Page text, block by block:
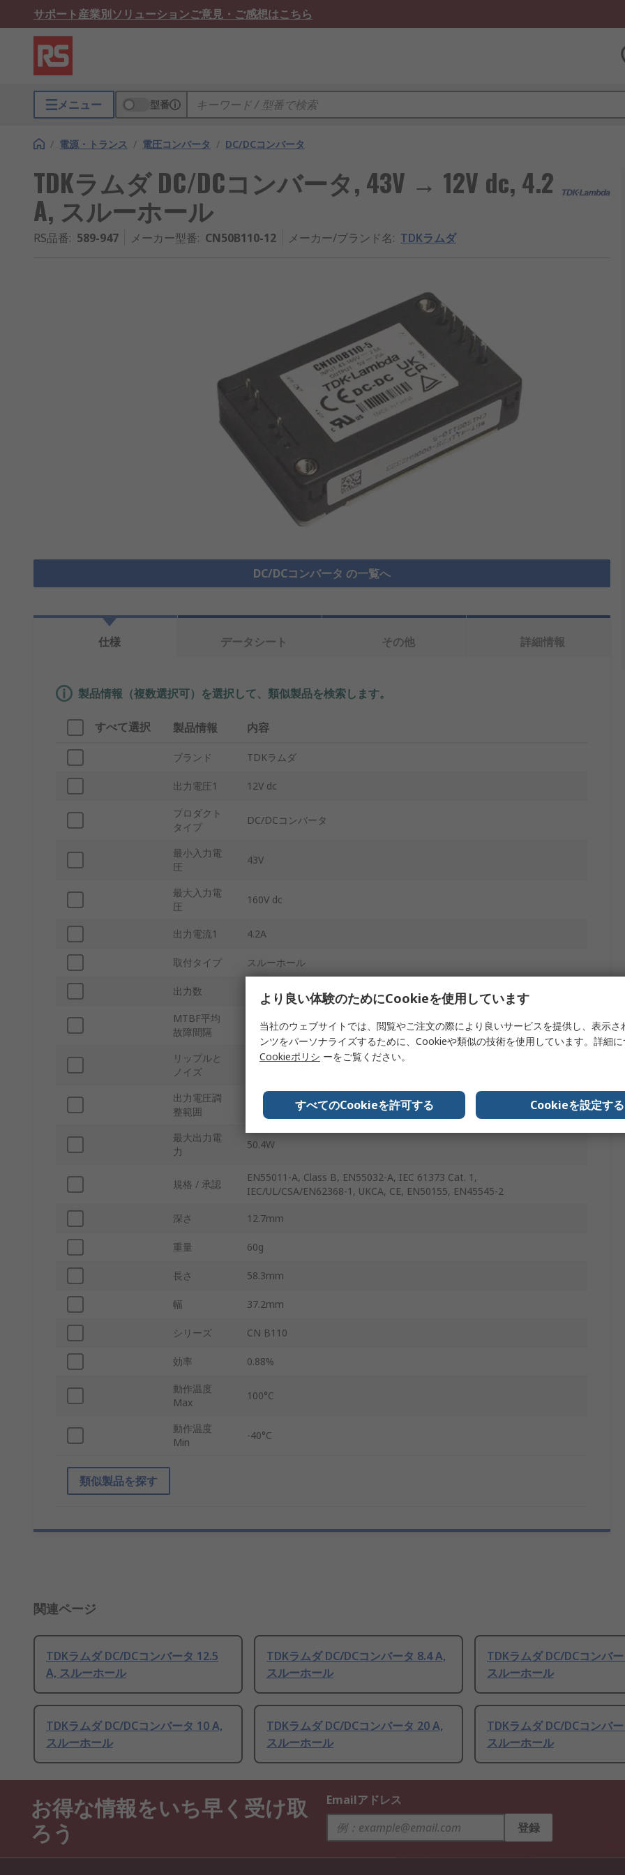
サポート産業別ソリューションご意見・ご感想はこちら
メニュー 型番
/ 電源・トランス / 電圧コンバータ / DC/DCコンバータ
TDKラムダ DC/DCコンバータ, 43V → 12V dc, 4.2
A, スルーホール
RS品番: 589-947 メーカー型番: CN50B110-12 メーカー/ブランド名: TDKラムダ
DC/DCコンバータ の一覧へ
仕様 データシート その他 詳細情報
製品情報（複数選択可）を選択して、類似製品を検索します。
すべて選択 製品情報 内容
ブランド TDKラムダ
出力電圧1 12V dc
プロダクト
タイプ
DC/DCコンバータ
最小入力電
圧
43V
最大入力電
圧
160V dc
出力電流1 4.2A
取付タイプ スルーホール
出力数
MTBF平均
故障間隔
737219h
リップルと
ノイズ
150mV
出力電圧調
整範囲
最大出力電
力
50.4W
規格 / 承認
EN55011-A, Class B, EN55032-A, IEC 61373 Cat. 1,
IEC/UL/CSA/EN62368-1, UKCA, CE, EN50155, EN45545-2
深さ 12.7mm
重量 60g
長さ 58.3mm
幅 37.2mm
シリーズ CN B110
効率 0.88%
動作温度
Max
100°C
動作温度
Min
-40°C
類似製品を探す
関連ページ
TDKラムダ DC/DCコンバータ 12.5
A, スルーホール
TDKラムダ DC/DCコンバータ 8.4 A,
スルーホール
TDKラムダ DC/DCコンバ
スルーホール
TDKラムダ DC/DCコンバータ 10 A,
スルーホール
TDKラムダ DC/DCコンバータ 20 A,
スルーホール
TDKラムダ DC/DCコンバ
スルーホール
お得な情報をいち早く受け取
ろう
Emailアドレス
登録
より良い体験のためにCookieを使用しています
当社のウェブサイトでは、閲覧やご注文の際により良いサービスを提供し、表示さ
ンツをパーソナライズするために、Cookieや類似の技術を使用しています。詳細に
Cookieポリシ ーをご覧ください。
すべてのCookieを許可する Cookieを設定する